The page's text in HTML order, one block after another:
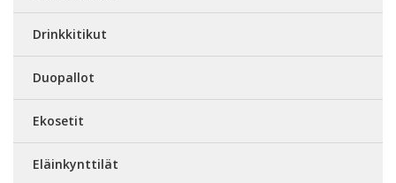
Drinkkitikut
Duopallot
Ekosetit
Eläinkynttilät